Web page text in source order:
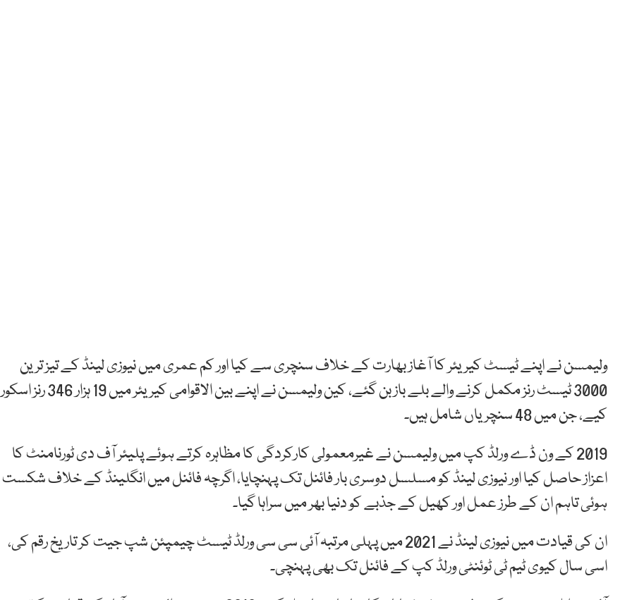
ولیمسن نے اپنے ٹیسٹ کیریئر کا آغاز بھارت کے خلاف سنچری سے کیا اور کم عمری میں نیوزی لینڈ کے تیز ترین
3000 ٹیسٹ رنز مکمل کرنے والے بلے باز بن گئے، کین ولیمسن نے اپنے بین الاقوامی کیریئر میں 19 ہزار 346 رنز اسکور
کیے، جن میں 48 سنچریاں شامل ہیں۔
2019 کے ون ڈے ورلڈ کپ میں ولیمسن نے غیرمعمولی کارکردگی کا مظاہرہ کرتے ہوئے پلیئر آف دی ٹورنامنٹ کا
اعزاز حاصل کیا اور نیوزی لینڈ کو مسلسل دوسری بار فائنل تک پہنچایا، اگرچہ فائنل میں انگلینڈ کے خلاف شکست
ہوئی تاہم ان کے طرز عمل اور کھیل کے جذبے کو دنیا بھر میں سراہا گیا۔
ان کی قیادت میں نیوزی لینڈ نے 2021 میں پہلی مرتبہ آئی سی سی ورلڈ ٹیسٹ چیمپئن شپ جیت کر تاریخ رقم کی،
اسی سال کیوی ٹیم ٹی ٹوئنٹی ورلڈ کپ کے فائنل تک بھی پہنچی۔